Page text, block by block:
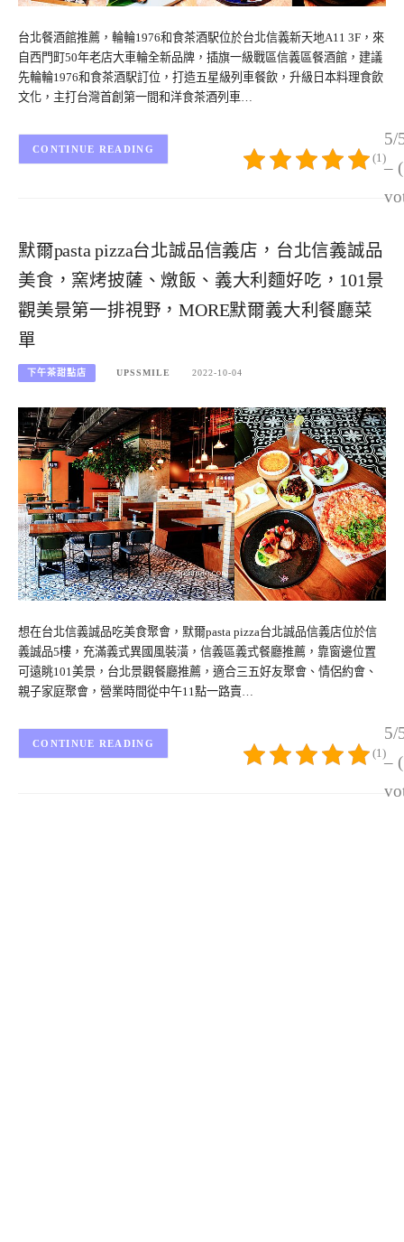
台北餐酒館推薦，輪輪1976和食茶酒駅位於台北信義新天地A11 3F，來
自西門町50年老店大車輪全新品牌，插旗一級戰區信義區餐酒館，建議
先輪輪1976和食茶酒駅訂位，打造五星級列車餐飲，升級日本料理食飲
文化，主打台灣首創第一間和洋食茶酒列車…
5/
–
(1)
CONTINUE READING
默爾pasta pizza台北誠品信義店，台北信義誠品
美食，窯烤披薩、燉飯、義大利麵好吃，101景
觀美景第一排視野，MORE默爾義大利餐廳菜
單
下午茶甜點店 UPSSMILE 2022-10-04
想在台北信義誠品吃美食聚會，默爾pasta pizza台北誠品信義店位於信
義誠品5樓，充滿義式異國風裝潢，信義區義式餐廳推薦，靠窗邊位置
可遠眺101美景，台北景觀餐廳推薦，適合三五好友聚會、情侶約會、
親子家庭聚會，營業時間從中午11點一路賣…
5/
–
(1)
CONTINUE READING